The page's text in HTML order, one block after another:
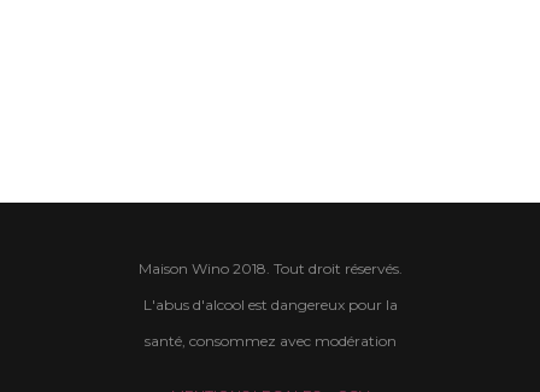
Maison Wino 2018. Tout droit réservés.
L'abus d'alcool est dangereux pour la
santé, consommez avec modération